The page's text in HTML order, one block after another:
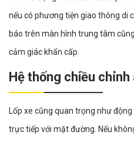
nếu có phương tiện giao thông di
báo trên màn hình trung tâm
cảm giác khẩn cấp.
Hệ thống chiều
Lốp xe cũng quan trọng như
trực tiếp với mặt đường. Nếu